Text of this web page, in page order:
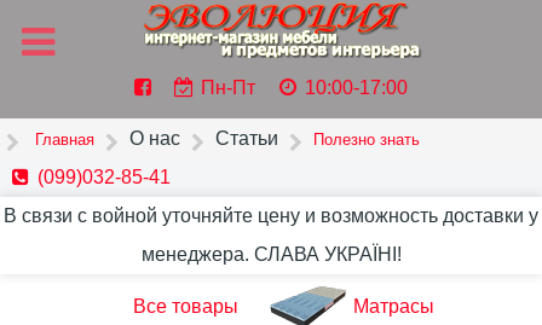
Пн-Пт 10:00-17:00
Главная О нас Статьи Полезно знать
(099)032-85-41
В связи с войной уточняйте цену и возможность доставки у
менеджера. СЛАВА УКРАЇНІ!
Все товары Матрасы